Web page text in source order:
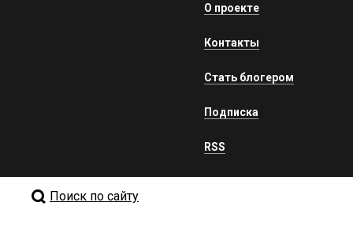
О проекте
Контакты
Стать блогером
Подписка
RSS
Поиск по сайту